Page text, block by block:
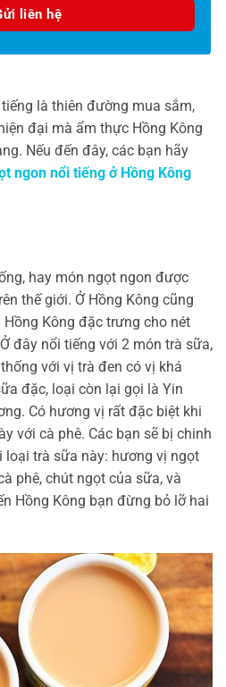
là thiên đường mua sắm,
đại mà ẩm thực Hồng Kông
Nếu đến đây, các bạn hãy
ngon nổi tiếng ở Hồng Kông
hay món ngọt ngon được
thế giới. Ở Hồng Kông cũng
Kông đặc trưng cho nét
đây nổi tiếng với 2 món trà sữa,
với vị trà đen có vị khá
đặc, loại còn lại gọi là Yin
Có hương vị rất đặc biệt khi
với cà phê. Các bạn sẽ bị chinh
loại trà sữa này: hương vị ngọt
phê, chút ngọt của sữa, và
Hồng Kông bạn đừng bỏ lỡ hai